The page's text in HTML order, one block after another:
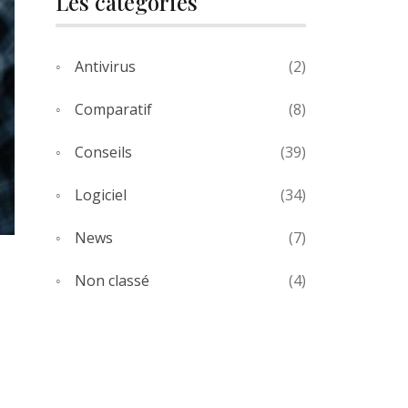
Antivirus (2)
Comparatif (8)
Conseils (39)
Logiciel (34)
News (7)
Non classé (4)